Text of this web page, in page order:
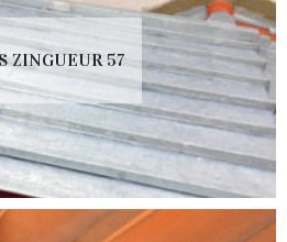
ZINGUEUR 57